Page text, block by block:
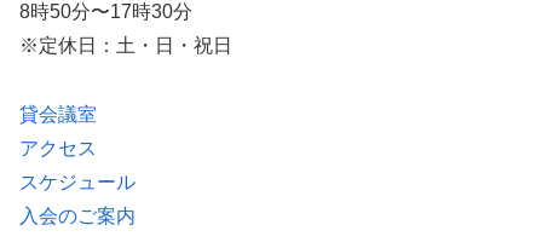
8時50分〜17時30分
※定休日：土・日・祝日
貸会議室
アクセス
スケジュール
入会のご案内